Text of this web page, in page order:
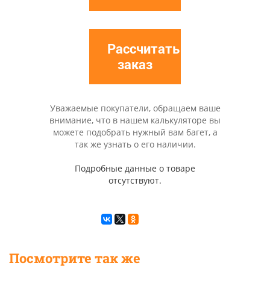
Рассчитать
заказ
Уважаемые покупатели, обращаем ваше
внимание, что в нашем калькуляторе вы
можете подобрать нужный вам багет, а
так же узнать о его наличии.
Подробные данные о товаре
отсутствуют.
Посмотрите так же